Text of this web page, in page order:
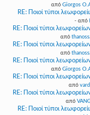
από Giorgos
RE: Ποιοί τύποι
- από
RE: Ποιοί τύποι
από
RE: Ποιοί τύποι
από
RE: Ποιοί τύποι
από Giorgos
RE: Ποιοί τύποι
από
RE: Ποιοί τύποι
από
RE: Ποιοί τύποι